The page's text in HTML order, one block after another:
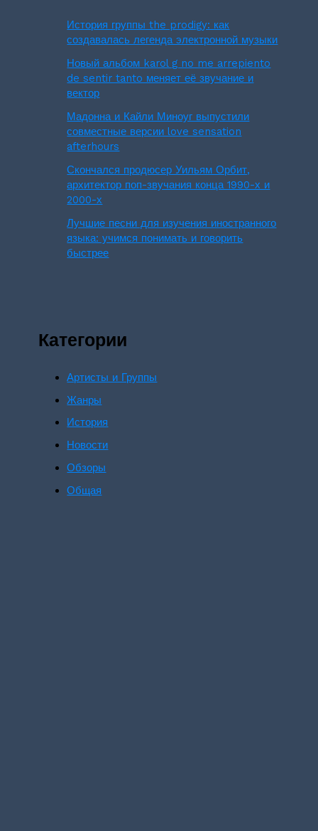
История группы the prodigy: как
создавалась легенда электронной музыки
Новый альбом karol g no me arrepiento
de sentir tanto меняет её звучание и
вектор
Мадонна и Кайли Миноуг выпустили
совместные версии love sensation
afterhours
Скончался продюсер Уильям Орбит,
архитектор поп-звучания конца 1990-х и
2000-х
Лучшие песни для изучения иностранного
языка: учимся понимать и говорить
быстрее
Категории
Артисты и Группы
Жанры
История
Новости
Обзоры
Общая